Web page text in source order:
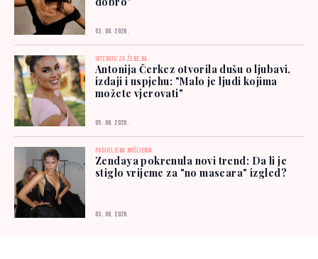
03. 08. 2026.
INTERVJU ZA ŽENE.BA
Antonija Čerkez otvorila dušu o ljubavi,
izdaji i uspjehu: "Malo je ljudi kojima
možete vjerovati"
05. 08. 2026.
PODIJELJENA MIŠLJENJA
Zendaya pokrenula novi trend: Da li je
stiglo vrijeme za "no mascara" izgled?
03. 08. 2026.